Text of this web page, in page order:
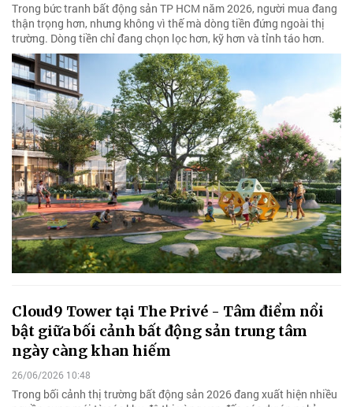
Trong bức tranh bất động sản TP HCM năm 2026, người mua đang
thận trọng hơn, nhưng không vì thế mà dòng tiền đứng ngoài thị
trường. Dòng tiền chỉ đang chọn lọc hơn, kỹ hơn và tỉnh táo hơn.
Cloud9 Tower tại The Privé - Tâm điểm nổi
bật giữa bối cảnh bất động sản trung tâm
ngày càng khan hiếm
26/06/2026 10:48
Trong bối cảnh thị trường bất động sản 2026 đang xuất hiện nhiều